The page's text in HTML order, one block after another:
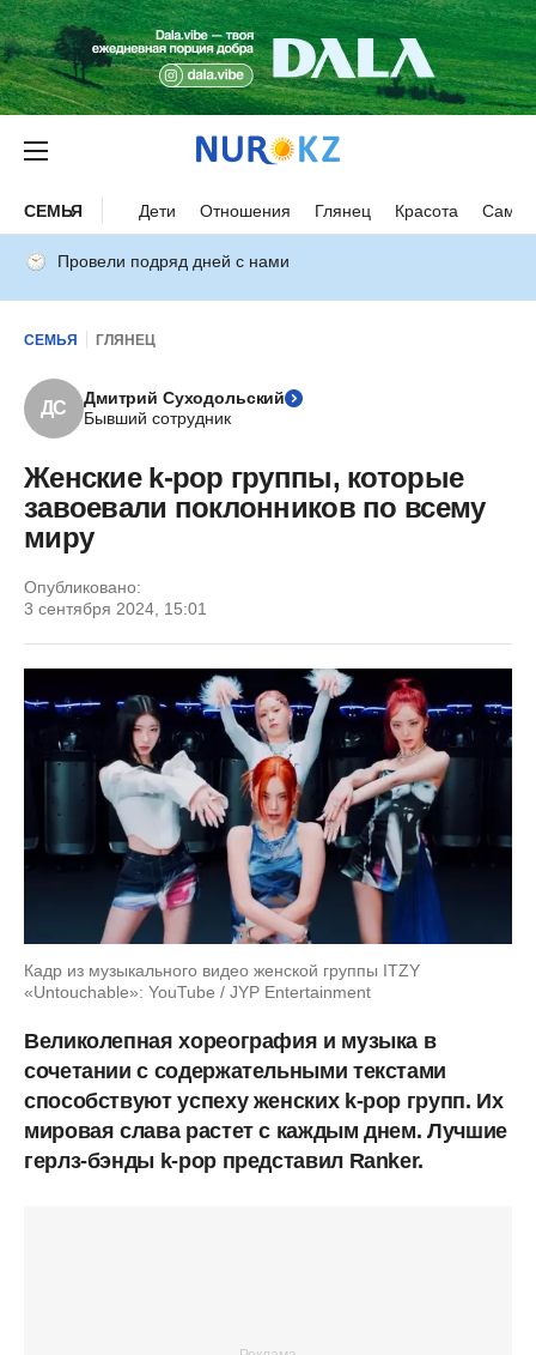
СЕМЬЯ Дети Отношения Глянец Красота
Провели подряд дней с нами
СЕМЬЯ ГЛЯНЕЦ
ДС
Дмитрий Суходольский
Бывший сотрудник
Женские k-pop группы, которые
завоевали поклонников по всему
миру
Опубликовано:
3 сентября 2024, 15:01
Кадр из музыкального видео женской группы ITZY
«Untouchable»: YouTube / JYP Entertainment
Великолепная хореография и музыка в
сочетании с содержательными текстами
способствуют успеху женских k-pop групп. Их
мировая слава растет с каждым днем. Лучшие
герлз-бэнды k-pop представил Ranker.